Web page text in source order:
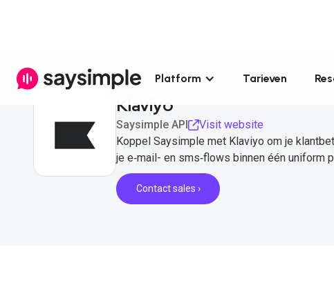
Platform Tarieven
Klaviyo
Saysimple API
Visit website
Koppel Saysimple met Klaviyo om je
je e‑mail- en sms‑flows binnen één uniform
Contact sales ›